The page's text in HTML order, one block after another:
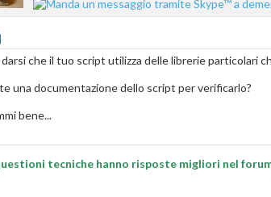
darsi che il tuo script utilizza delle librerie particolari
una documentazione dello script per verificarlo?
bene...
tecniche hanno risposte migliori nel